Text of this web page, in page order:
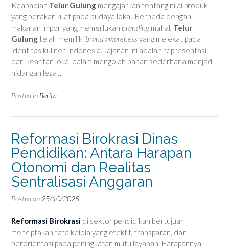
Keabadian Telur Gulung mengajarkan tentang nilai produk
yang berakar kuat pada budaya lokal. Berbeda dengan
makanan impor yang memerlukan branding mahal, Telur
Gulung telah memiliki brand awarenessyang melekat pada
identitas kuliner Indonesia. Jajanan ini adalah representasi
dari kearifan lokal dalam mengolah bahan sederhana menjadi
hidangan lezat.
Posted in Berita
Reformasi Birokrasi Dinas
Pendidikan: Antara Harapan
Otonomi dan Realitas
Sentralisasi Anggaran
Posted on 25/10/2025
Reformasi Birokrasi di sektor pendidikan bertujuan
menciptakan tata kelola yang efektif, transparan, dan
berorientasi pada peningkatan mutu layanan. Harapannya